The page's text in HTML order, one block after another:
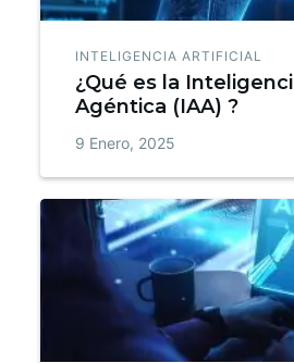
INTELIGENCIA ARTIFICIAL
¿Qué es la
Agéntica (IAA) ?
9 Enero, 2025